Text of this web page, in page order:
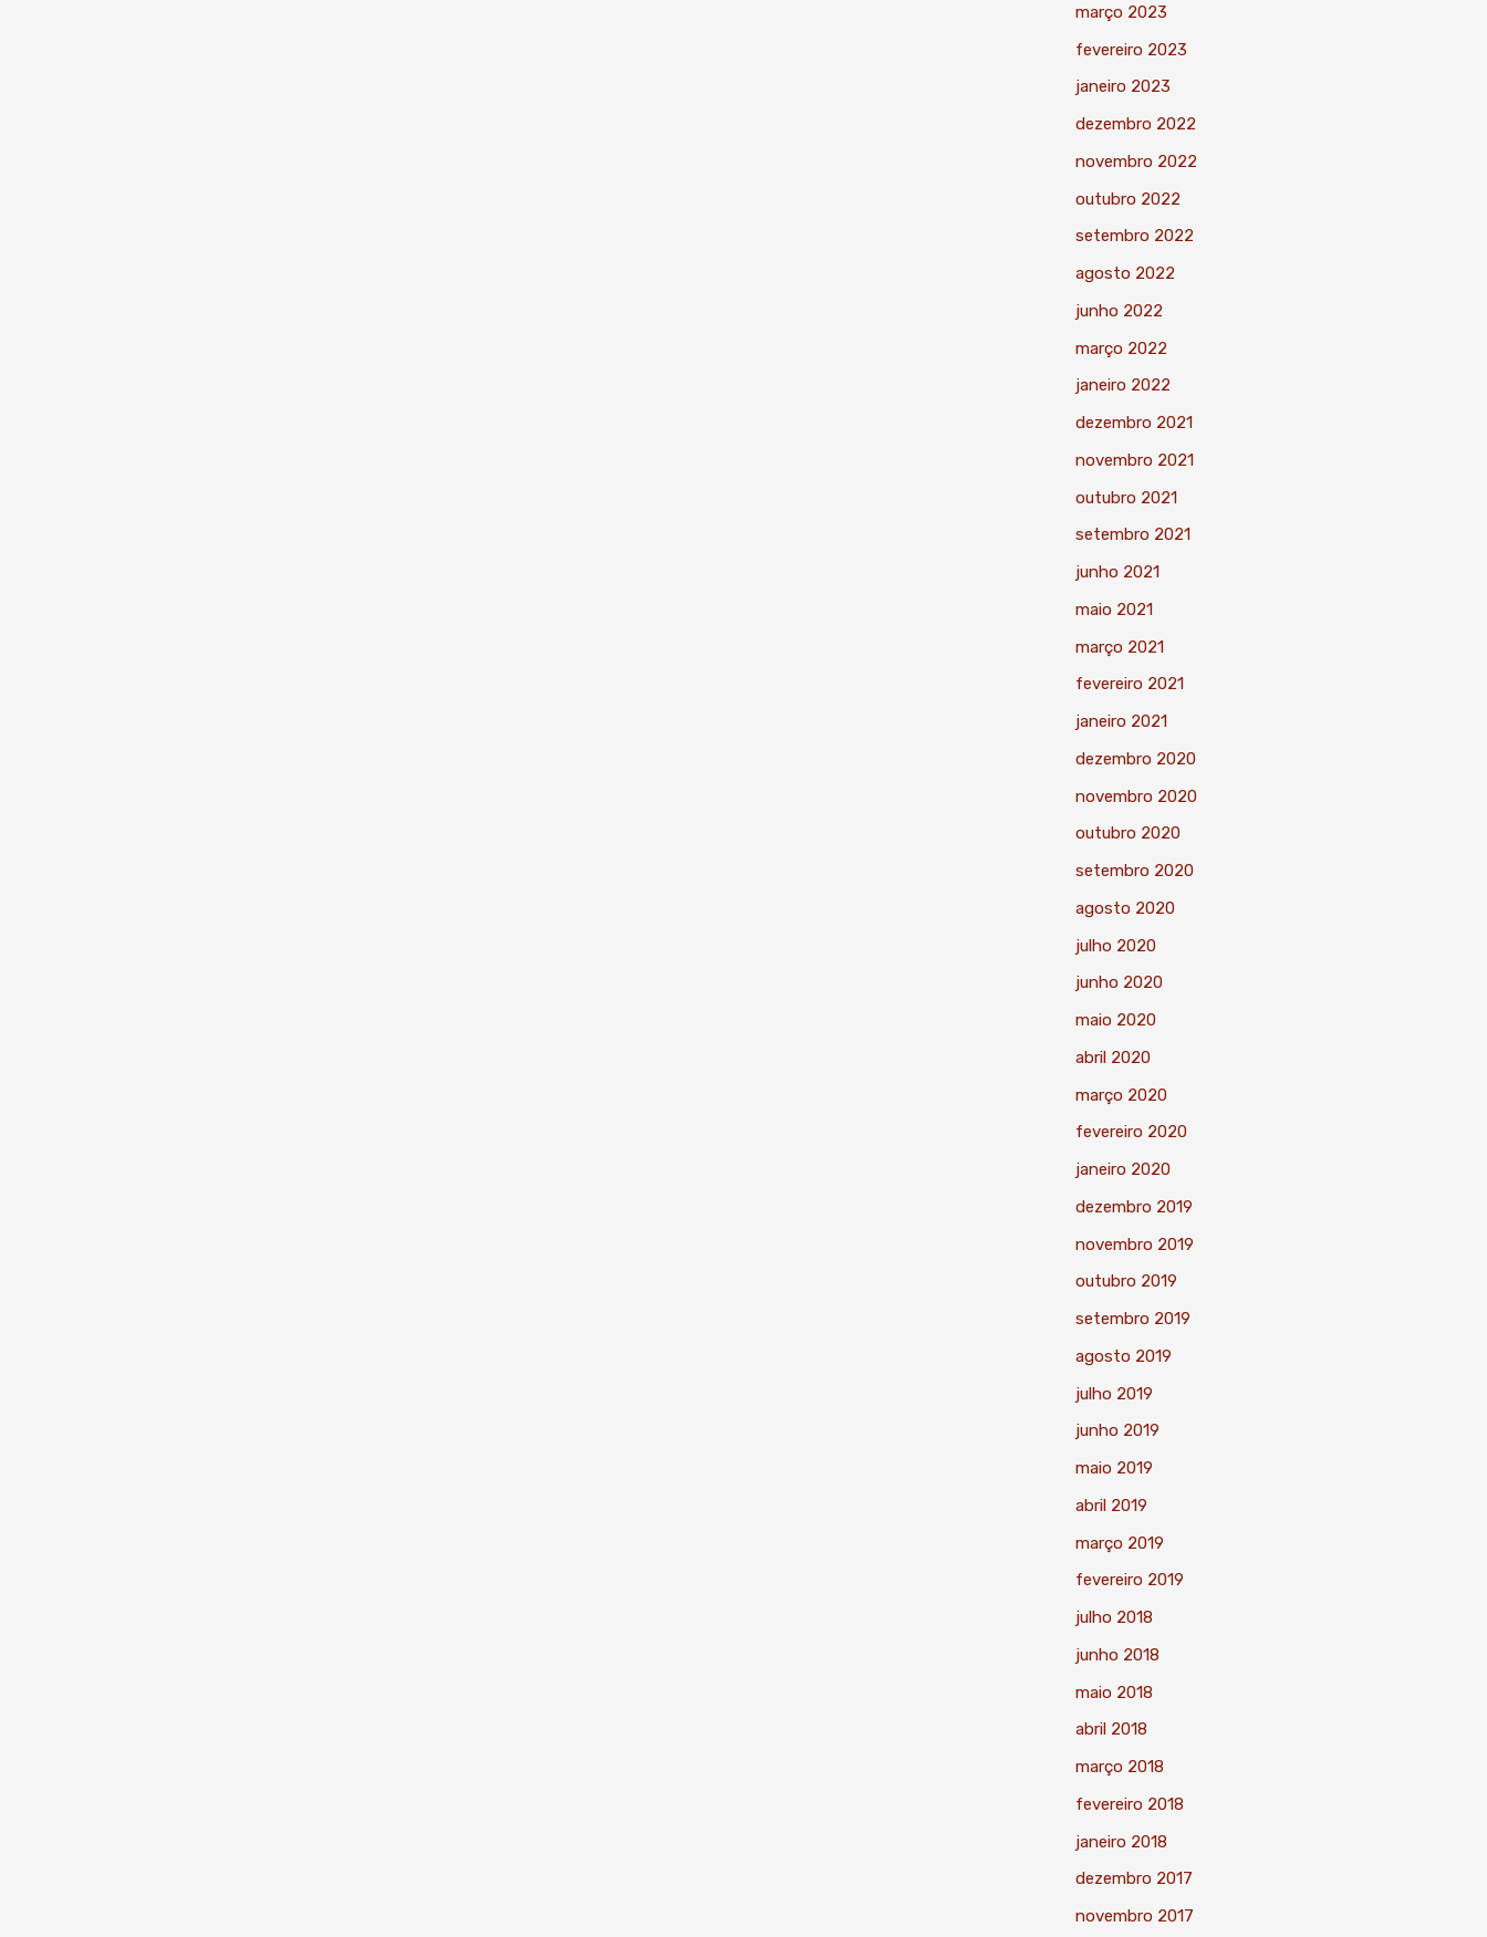
março 2023
fevereiro 2023
janeiro 2023
dezembro 2022
novembro 2022
outubro 2022
setembro 2022
agosto 2022
junho 2022
março 2022
janeiro 2022
dezembro 2021
novembro 2021
outubro 2021
setembro 2021
junho 2021
maio 2021
março 2021
fevereiro 2021
janeiro 2021
dezembro 2020
novembro 2020
outubro 2020
setembro 2020
agosto 2020
julho 2020
junho 2020
maio 2020
abril 2020
março 2020
fevereiro 2020
janeiro 2020
dezembro 2019
novembro 2019
outubro 2019
setembro 2019
agosto 2019
julho 2019
junho 2019
maio 2019
abril 2019
março 2019
fevereiro 2019
julho 2018
junho 2018
maio 2018
abril 2018
março 2018
fevereiro 2018
janeiro 2018
dezembro 2017
novembro 2017